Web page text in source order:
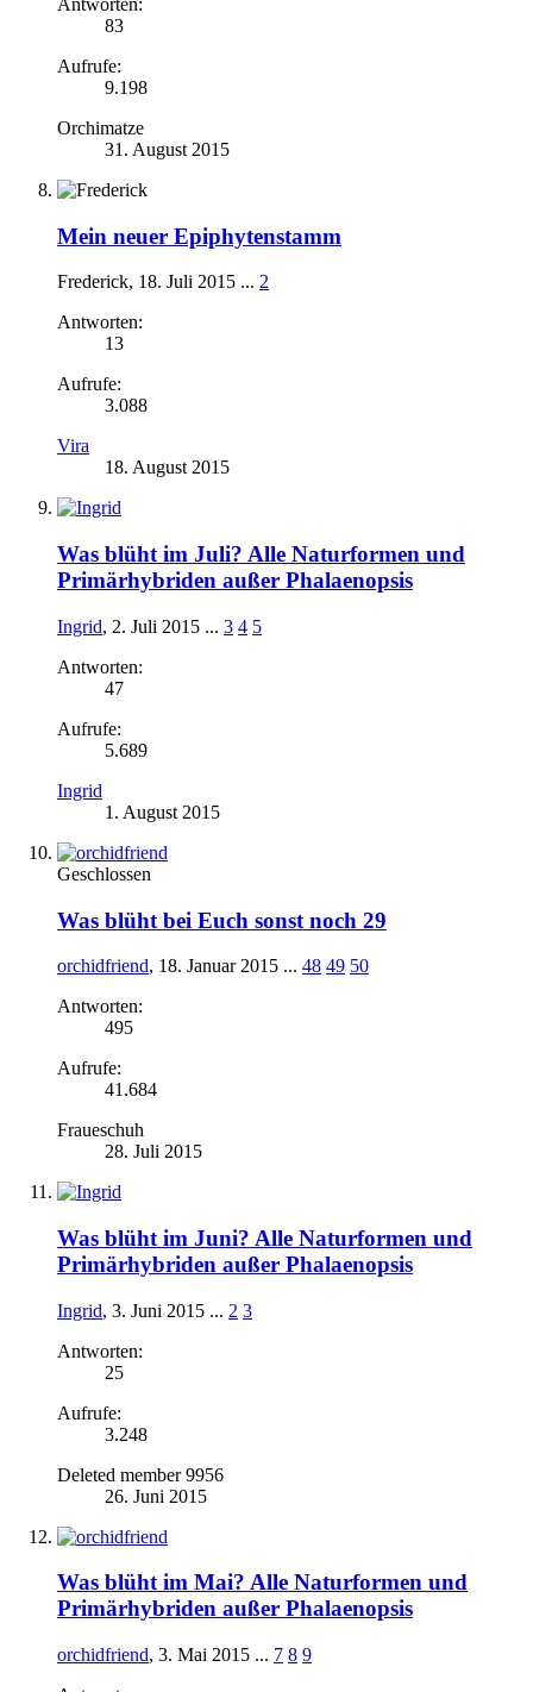
Antworten:
83
Aufrufe:
9.198
Orchimatze
31. August 2015
Mein neuer Epiphytenstamm
Frederick, 18. Juli 2015 ... 2
Antworten:
13
Aufrufe:
3.088
Vira
18. August 2015
Was blüht im Juli? Alle Naturformen und
Primärhybriden außer Phalaenopsis
Ingrid, 2. Juli 2015 ... 3 4 5
Antworten:
47
Aufrufe:
5.689
Ingrid
1. August 2015
Geschlossen
Was blüht bei Euch sonst noch 29
orchidfriend, 18. Januar 2015 ... 48 49 50
Antworten:
495
Aufrufe:
41.684
Fraueschuh
28. Juli 2015
Was blüht im Juni? Alle Naturformen und
Primärhybriden außer Phalaenopsis
Ingrid, 3. Juni 2015 ... 2 3
Antworten:
25
Aufrufe:
3.248
Deleted member 9956
26. Juni 2015
Was blüht im Mai? Alle Naturformen und
Primärhybriden außer Phalaenopsis
orchidfriend, 3. Mai 2015 ... 7 8 9